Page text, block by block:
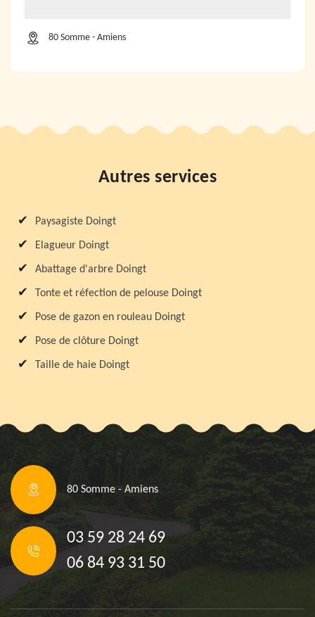
80 Somme - Amiens
Autres services
Paysagiste Doingt
Elagueur Doingt
Abattage d'arbre Doingt
Tonte et réfection de pelouse Doingt
Pose de gazon en rouleau Doingt
Pose de clôture Doingt
Taille de haie Doingt
80 Somme - Amiens
03 59 28 24 69
06 84 93 31 50